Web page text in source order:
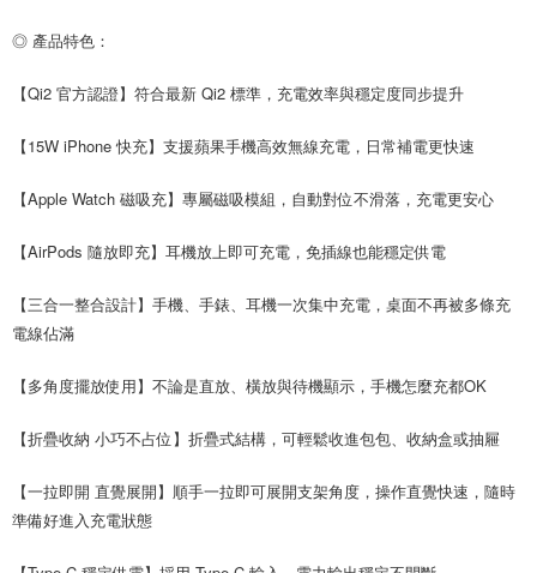
7-11取貨付款
每筆NT$80，滿NT$599(含以上)免運費
宅配
◎ 產品特色：
【Qi2 官方認證】符合最新 Qi2 標準，充電效率與穩定度同步提升
【15W iPhone 快充】支援蘋果手機高效無線充電，日常補電更快速
【Apple Watch 磁吸充】專屬磁吸模組，自動對位不滑落，充電更安心
【AirPods 隨放即充】耳機放上即可充電，免插線也能穩定供電
【三合一整合設計】手機、手錶、耳機一次集中充電，桌面不再被多條充
電線佔滿
【多角度擺放使用】不論是直放、橫放與待機顯示，手機怎麼充都OK
【折疊收納 小巧不占位】折疊式結構，可輕鬆收進包包、收納盒或抽屜
【一拉即開 直覺展開】順手一拉即可展開支架角度，操作直覺快速，隨時
準備好進入充電狀態